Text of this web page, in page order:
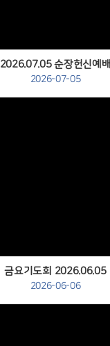
2026.07.05 순장헌신예배
2026-07-05
금요기도회 2026.06.05
2026-06-06